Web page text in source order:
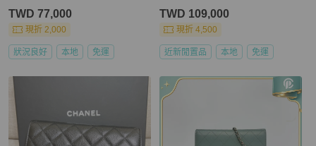
TWD 77,000
現折 2,000
狀況良好 本地 免運
TWD 109,000
現折 4,500
近新閒置品 本地 免運